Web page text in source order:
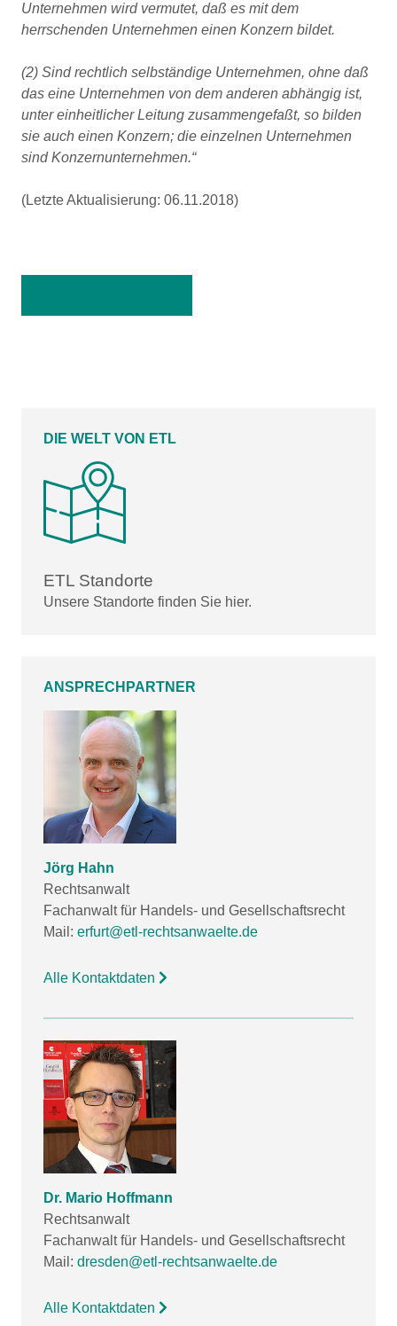
Unternehmen wird vermutet, daß es mit dem
herrschenden Unternehmen einen Konzern bildet.
(2) Sind rechtlich selbständige Unternehmen, ohne daß
das eine Unternehmen von dem anderen abhängig ist,
unter einheitlicher Leitung zusammengefaßt, so bilden
sie auch einen Konzern; die einzelnen Unternehmen
sind Konzernunternehmen.“
(Letzte Aktualisierung: 06.11.2018)
DIE WELT VON ETL
ETL Standorte
Unsere Standorte finden Sie hier.
ANSPRECHPARTNER
Jörg Hahn
Rechtsanwalt
Fachanwalt für Handels- und Gesellschaftsrecht
Mail: erfurt@etl-rechtsanwaelte.de
Alle Kontaktdaten
Dr. Mario Hoffmann
Rechtsanwalt
Fachanwalt für Handels- und Gesellschaftsrecht
Mail: dresden@etl-rechtsanwaelte.de
Alle Kontaktdaten